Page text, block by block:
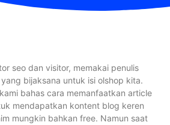
seo dan visitor, memakai penulis
bijaksana untuk isi olshop kita.
bahas cara memanfaatkan article
mendapatkan kontent blog keren
mungkin bahkan free. Namun saat